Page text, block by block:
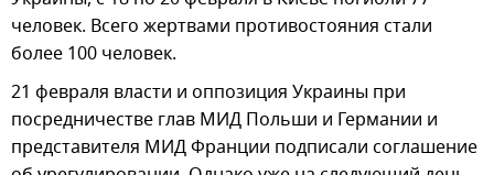
человек. Всего жертвами противостояния стали
более 100 человек.
21 февраля власти и оппозиция Украины при
посредничестве глав МИД Польши и Германии и
представителя МИД Франции подписали соглашение